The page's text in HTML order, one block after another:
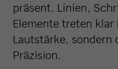
präsent. Linien,
Elemente treten
Lautstärke, sondern
Präzision.